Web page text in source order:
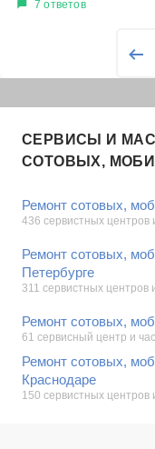
7 ответов
СЕРВИСЫ И
СОТОВЫХ,
Ремонт сотовых,
436 сервистных центров
Ремонт сотовых,
Петербурге
311 сервистных центров
Ремонт сотовых,
61 сервисный центр и
Ремонт сотовых,
Краснодаре
150 сервистных центров